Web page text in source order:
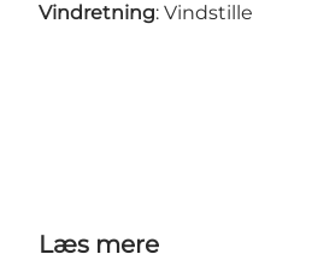
Vindretning: Vindstille
Læs mere